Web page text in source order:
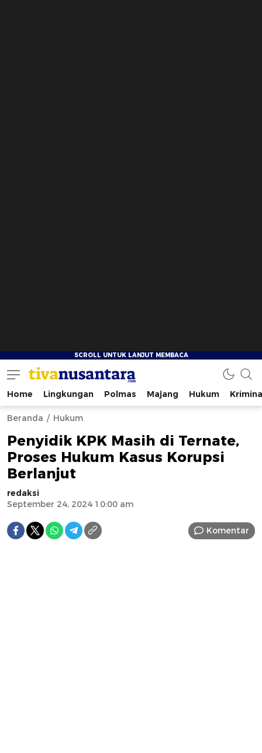
tivanusantara.com
Berita Nusantara
Home Lingkungan Polmas Majang Hukum
Beranda Hukum
Penyidik KPK Masih di Ternate,
Proses Hukum Kasus Korupsi
Berlanjut
redaksi
September 24, 2024 10:00 am
Komentar